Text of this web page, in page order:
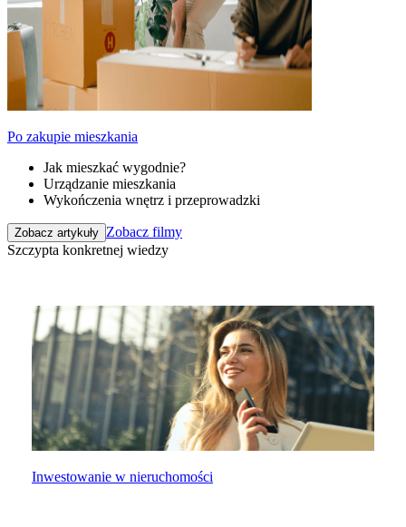
Po zakupie mieszkania
Jak mieszkać wygodnie?
Urządzanie mieszkania
Wykończenia wnętrz i przeprowadzki
Zobacz artykuły Zobacz filmy
Szczypta konkretnej wiedzy
Inwestowanie w nieruchomości